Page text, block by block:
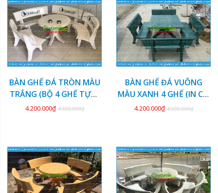
KM
BÀN GHẾ ĐÁ TRÒN MÀU
TRẮNG (BỘ 4 GHẾ TỰA)
GDCV-128
4.200.000₫ 4.500.000₫
KM
BÀN GHẾ ĐÁ VUÔNG
MÀU XANH 4 GHẾ (IN CỜ
TƯỚNG) GDCV-127
4.200.000₫ 4.500.000₫
KM KM